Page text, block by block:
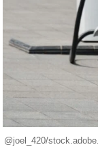
@joel_420/